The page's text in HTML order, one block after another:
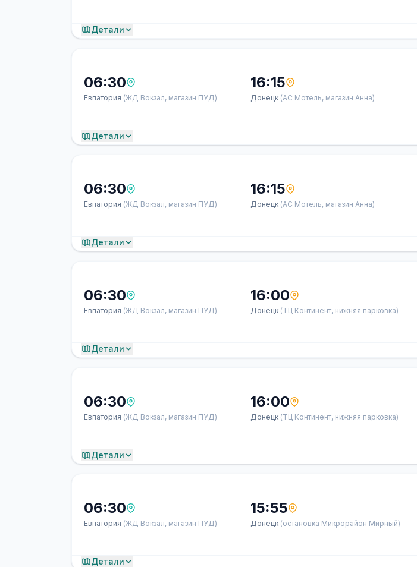
Детали
06:30
Евпатория (ЖД Вокзал, магазин ПУД)
16:15
Донецк (АС Мотель, магазин Анна)
Детали
06:30
Евпатория (ЖД Вокзал, магазин ПУД)
16:15
Донецк (АС Мотель, магазин Анна)
Детали
06:30
Евпатория (ЖД Вокзал, магазин ПУД)
16:00
Донецк (ТЦ Континент, нижняя парковка)
Детали
06:30
Евпатория (ЖД Вокзал, магазин ПУД)
16:00
Донецк (ТЦ Континент, нижняя парковка)
Детали
06:30
Евпатория (ЖД Вокзал, магазин ПУД)
15:55
Донецк (остановка Микрорайон Мирный)
Детали